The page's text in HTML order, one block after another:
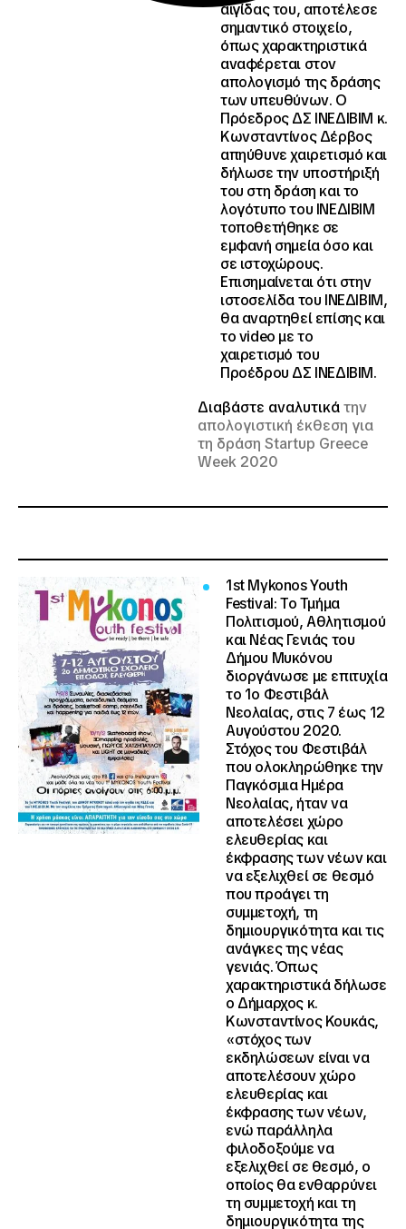
αιγίδας του, αποτέλεσε
σημαντικό στοιχείο,
όπως χαρακτηριστικά
αναφέρεται στον
απολογισμό της δράσης
των υπευθύνων. Ο
Πρόεδρος ΔΣ ΙΝΕΔΙΒΙΜ κ.
Κωνσταντίνος Δέρβος
απηύθυνε χαιρετισμό και
δήλωσε την υποστήριξή
του στη δράση και το
λογότυπο του ΙΝΕΔΙΒΙΜ
τοποθετήθηκε σε
εμφανή σημεία όσο και
σε ιστοχώρους.
Επισημαίνεται ότι στην
ιστοσελίδα του ΙΝΕΔΙΒΙΜ,
θα αναρτηθεί επίσης και
το video με το
χαιρετισμό του
Προέδρου ΔΣ ΙΝΕΔΙΒΙΜ.
Διαβάστε αναλυτικάτην
απολογιστική έκθεση για
τη δράση Startup Greece
Week 2020
1st Mykonos Youth
Festival:Το Τμήμα
Πολιτισμού, Αθλητισμού
και Νέας Γενιάς του
Δήμου Μυκόνου
διοργάνωσε με επιτυχία
το 1ο Φεστιβάλ
Νεολαίας, στις 7 έως 12
Αυγούστου 2020.
Στόχος του Φεστιβάλ
που ολοκληρώθηκε την
Παγκόσμια Ημέρα
Νεολαίας, ήταν να
αποτελέσει χώρο
ελευθερίας και
έκφρασης των νέων και
να εξελιχθεί σε θεσμό
που προάγει τη
συμμετοχή, τη
δημιουργικότητα και τις
ανάγκες της νέας
γενιάς. Όπως
χαρακτηριστικά δήλωσε
ο Δήμαρχος κ.
Κωνσταντίνος Κουκάς,
«στόχος των
εκδηλώσεων είναι να
αποτελέσουν χώρο
ελευθερίας και
έκφρασης των νέων,
ενώ παράλληλα
φιλοδοξούμε να
εξελιχθεί σε θεσμό, ο
οποίος θα ενθαρρύνει
τη συμμετοχή και τη
δημιουργικότητα της